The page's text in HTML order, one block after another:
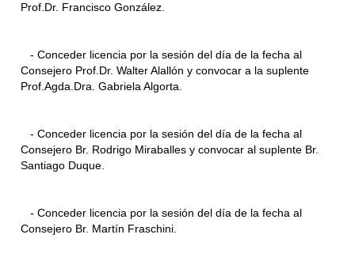
Prof.Dr. Francisco González.
- Conceder licencia por la sesión del día de la fecha al
Consejero Prof.Dr. Walter Alallón y convocar a la suplente
Prof.Agda.Dra. Gabriela Algorta.
- Conceder licencia por la sesión del día de la fecha al
Consejero Br. Rodrigo Miraballes y convocar al suplente Br.
Santiago Duque.
- Conceder licencia por la sesión del día de la fecha al
Consejero Br. Martín Fraschini.